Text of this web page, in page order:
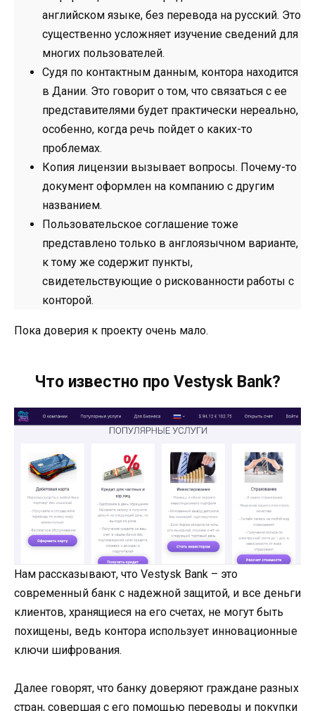
английском языке, без перевода на русский. Это
существенно усложняет изучение сведений для
многих пользователей.
Судя по контактным данным, контора находится
в Дании. Это говорит о том, что связаться с ее
представителями будет практически нереально,
особенно, когда речь пойдет о каких-то
проблемах.
Копия лицензии вызывает вопросы. Почему-то
документ оформлен на компанию с другим
названием.
Пользовательское соглашение тоже
представлено только в англоязычном варианте,
к тому же содержит пункты,
свидетельствующие о рискованности работы с
конторой.
Пока доверия к проекту очень мало.
Что известно про Vestysk Bank?
Нам рассказывают, что Vestysk Bank – это
современный банк с надежной защитой, и все деньги
клиентов, хранящиеся на его счетах, не могут быть
похищены, ведь контора использует инновационные
ключи шифрования.
Далее говорят, что банку доверяют граждане разных
стран, совершая с его помощью переводы и покупки